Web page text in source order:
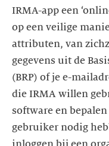
IRMA-app een
op een veilige
attributen, van
gegevens uit de
(BRP) of je e-
die IRMA willen
software en
gebruiker nodig